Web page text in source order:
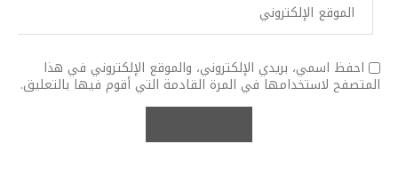
احفظ اسمي، بريدي الإلكتروني، والموقع الإلكتروني في هذا
المتصفح لاستخدامها في المرة القادمة التي أقوم فيها بالتعليق.